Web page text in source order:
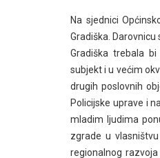
Na sjednici
Gradiška.
Gradiška trebala
subjekt i u većim
drugih poslovnih
Policijske uprave i
mladim ljudima
zgrade u
regionalnog